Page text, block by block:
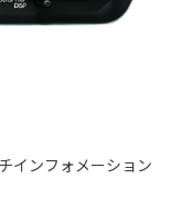
インフォメーション